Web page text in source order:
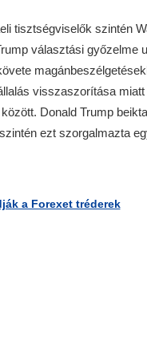
tisztségviselők szintén
választási győzelme
visszaszorítása
Donald Trump
ezt szorgalmazta
a Forexet tréderek